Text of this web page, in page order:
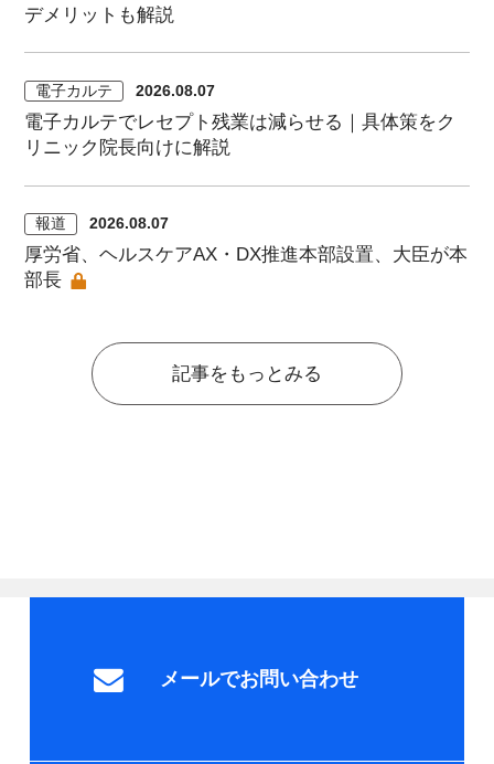
デメリットも解説
電子カルテ 2026.08.07
電子カルテでレセプト残業は減らせる｜具体策をク
リニック院長向けに解説
報道 2026.08.07
厚労省、ヘルスケアAX・DX推進本部設置、大臣が本
部長
記事をもっとみる
メールでお問い合わせ